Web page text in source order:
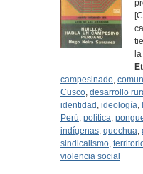
campesinado,
Cusco, desarrollo
identidad , ideología,
Perú, política,
indígenas, quechua,
sindicalismo,
violencia social